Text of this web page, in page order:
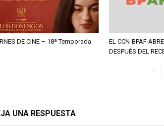
DE CINE – 18ª Temporada
EL CCN-BPAF
DESPUÉS DEL
UNA RESPUESTA